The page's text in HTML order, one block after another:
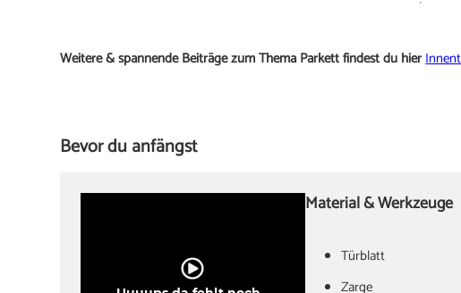
Weitere & spannende Beiträge zum Thema Parkett findest du hier
Bevor du anfängst
Material & Werkzeuge
Türblatt
‏Zarge